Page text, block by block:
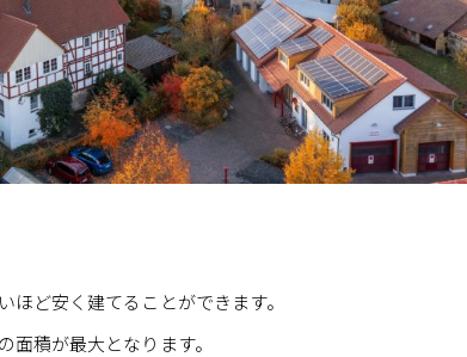
ど安く建てることができます。
積が最大となります。